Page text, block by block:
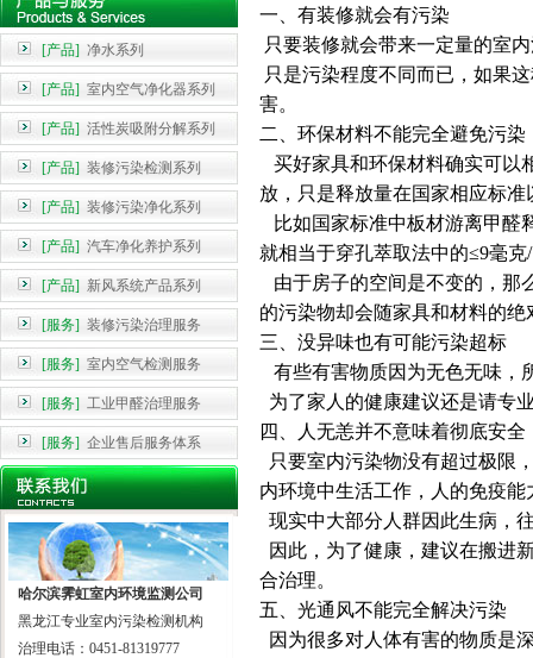
[产品] 净水系列
[产品] 室内空气净化器系列
[产品] 活性炭吸附分解系列
[产品] 装修污染检测系列
[产品] 装修污染净化系列
[产品] 汽车净化养护系列
[产品] 新风系统产品系列
[服务] 装修污染治理服务
[服务] 室内空气检测服务
[服务] 工业甲醛治理服务
[服务] 企业售后服务体系
哈尔滨霁虹室内环境监测公司
黑龙江专业室内污染检测机构
治理电话：0451-81319777
一、有装修就会有污染
只要装修就会带来一定量的室
只是污染程度不同而已，如果
害。
二、环保材料不能完全避免污染
买好家具和环保材料确实可以
放，只是释放量在国家相应标
比如国家标准中板材游离甲醛
就相当于穿孔萃取法中的≤9毫
由于房子的空间是不变的，那
的污染物却会随家具和材料的
三、没异味也有可能污染超标
有些有害物质因为无色无味，
为了家人的健康建议还是请专
四、人无恙并不意味着彻底安全
只要室内污染物没有超过极限
内环境中生活工作，人的免疫
现实中大部分人群因此生病，
因此，为了健康，建议在搬进
合治理。
五、光通风不能完全解决污染
因为很多对人体有害的物质是